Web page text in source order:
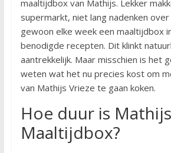
maaltijdbox van Mathijs. Lekker
supermarkt, niet lang nadenken
gewoon elke week een maaltijdbox
benodigde recepten. Dit klinkt
aantrekkelijk. Maar misschien is het
weten wat het nu precies kost om
van Mathijs Vrieze te gaan koken.
Hoe duur is Mathijs
Maaltijdbox?